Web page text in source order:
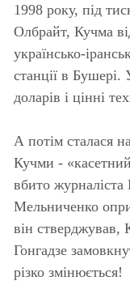
1998 року, під
Олбрайт, Кучма
українсько-
станції в Бушері.
доларів і цінні
А потім сталася
Кучми -
вбито
Мельниченко
він стверджував,
Гонгадзе
різко змінюється!